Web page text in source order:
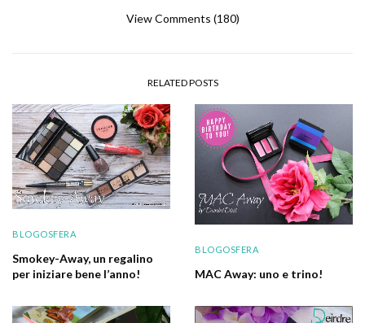
View Comments (180)
RELATED POSTS
BLOGOSFERA
Smokey-Away, un regalino
per iniziare bene l’anno!
BLOGOSFERA
MAC Away: uno e trino!